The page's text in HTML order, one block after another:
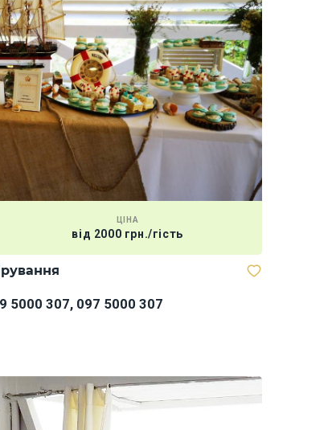
ЦІНА
від 2000 грн./гість
5000 307, 097 5000 307